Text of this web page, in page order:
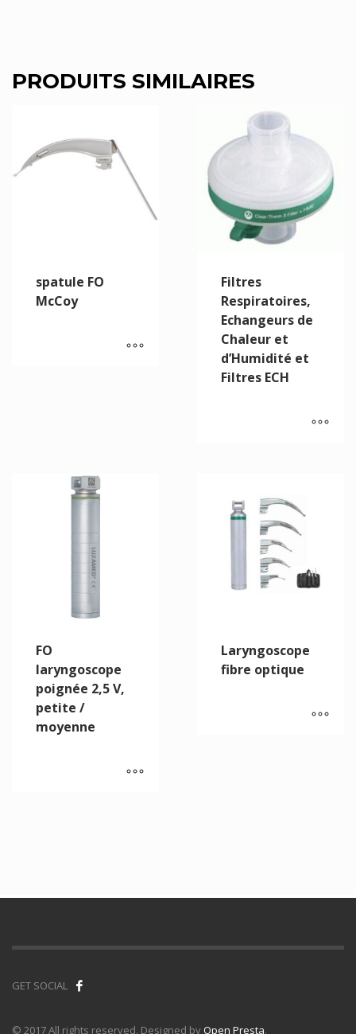
PRODUITS SIMILAIRES
spatule FO
McCoy
Filtres
Respiratoires,
Echangeurs de
Chaleur et
d’Humidité et
Filtres ECH
FO
laryngoscope
poignée 2,5 V,
petite /
moyenne
Laryngoscope
fibre optique
GET SOCIAL
© 2017 All rights reserved. Designed by Open Presta.